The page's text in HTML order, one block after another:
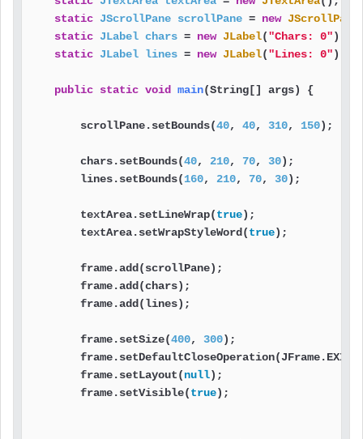
static JScrollPane scrollPane = new JScrollPane
static JLabel chars = new JLabel("Chars: 0"
static JLabel lines = new JLabel("Lines: 0"
public static void main(String[] args) {
        scrollPane.setBounds(
40, 40, 310, 150
        chars.setBounds(
40, 210, 70, 30
        lines.setBounds(
160, 210, 70, 30
        textArea.setLineWrap(
true
        textArea.setWrapStyleWord(
true
        frame.setSize(
400, 300
        frame.setLayout(
null
        frame.setVisible(
true